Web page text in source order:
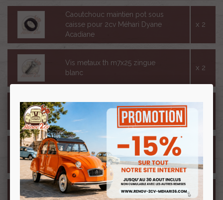
Caoutchouc maintien pot sous
caisse pour 2cv Méhari Dyane
Acadiane
x 2
Vis metaux th m7x25 zingue
blanc
x 2
Rondelle m7 tete large 20mm
zingue blanc
Ecrou m7 zingué au pas de 100
pour Citroën
Rondelle m7 tete moyenne
15mm zingue blanc pour 2cv et
x 6